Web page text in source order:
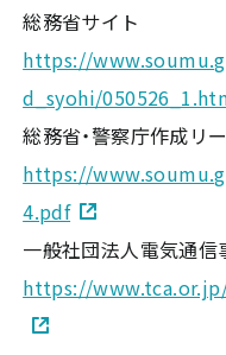
総務省サイト
https://
d_syohi/
総務省・警察庁作成リ
https://
4.pdf
一般社団法人電気通信
https://